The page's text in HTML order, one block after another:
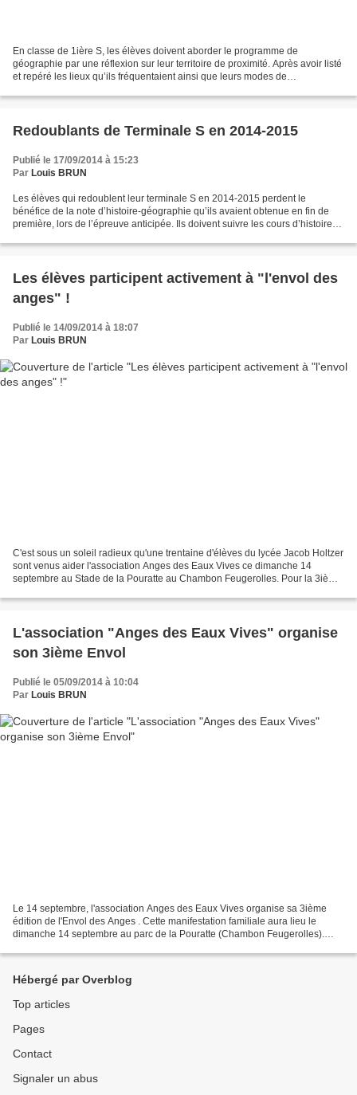
En classe de 1ière S, les élèves doivent aborder le programme de
géographie par une réflexion sur leur territoire de proximité. Après avoir listé
et repéré les lieux qu’ils fréquentaient ainsi que leurs modes de
Redoublants de Terminale S en 2014-2015
Publié le 17/09/2014 à 15:23
Par Louis BRUN
Les élèves qui redoublent leur terminale S en 2014-2015 perdent le
bénéfice de la note d’histoire-géographie qu’ils avaient obtenue en fin de
première, lors de l’épreuve anticipée. Ils doivent suivre les cours d’histoire-
Les élèves participent activement à "l'envol des
anges" !
Publié le 14/09/2014 à 18:07
Par Louis BRUN
C'est sous un soleil radieux qu'une trentaine d'élèves du lycée Jacob Holtzer
sont venus aider l'association Anges des Eaux Vives ce dimanche 14
septembre au Stade de la Pouratte au Chambon Feugerolles. Pour la 3ième
L'association "Anges des Eaux Vives" organise
son 3ième Envol
Publié le 05/09/2014 à 10:04
Par Louis BRUN
Le 14 septembre, l'association Anges des Eaux Vives organise sa 3ième
édition de l'Envol des Anges . Cette manifestation familiale aura lieu le
dimanche 14 septembre au parc de la Pouratte (Chambon Feugerolles).
Hébergé par Overblog
Top articles
Pages
Contact
Signaler un abus